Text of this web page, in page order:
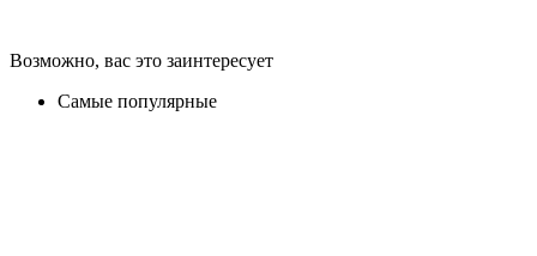
Возможно, вас это заинтересует
Самые популярные